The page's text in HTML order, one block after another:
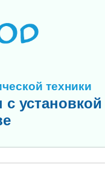
техники
установкой